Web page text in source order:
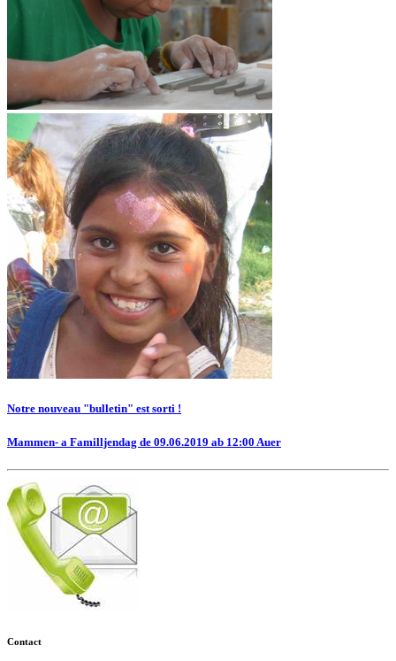
Notre nouveau "bulletin" est sorti !
Mammen- a Familljendag de 09.06.2019 ab 12:00 Auer
Contact